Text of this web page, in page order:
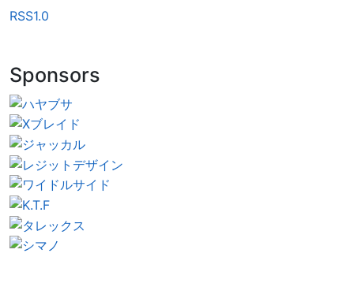
RSS1.0
Sponsors